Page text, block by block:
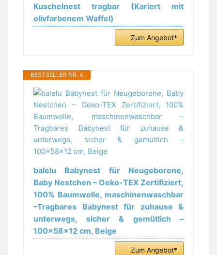
Kuschelnest tragbar (Kariert mit
olivfarbenem Waffel)
Zum Angebot*
BESTSELLER NR. 4
balelu Babynest für Neugeborene,
Baby Nestchen – Oeko-TEX Zertifiziert,
100% Baumwolle, maschinenwaschbar
–Tragbares Babynest für zuhause &
unterwegs, sicher & gemütlich –
100x58x12 cm, Beige
Zum Angebot*